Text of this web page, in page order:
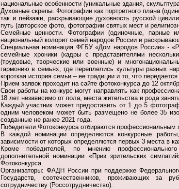
национальные особенности (уникальные здания,
Духовные скрепы. Фотографии как портретного плана
так и пейзажи, раскрывающие духовность русской
путь (авторское фото, фотографии святых мест и
Семейные ценности. Фотографии (одиночные, парные
национальный колорит семей народов России и
Специальная номинация ФГБУ «Дом народов России» -
семейные хроники(кадры с представителями
(трудовые, творческие или военные) и
гармонию в семьях, где переплелись культуры разных
короткая история семьи – ее традиции и то, что
Прием заявок проходит на сайте фотоконкурса до 12
Свои работы на конкурс могут направлять как
18 лет независимо от пола, места жительства и рода
Каждый участник может предоставить от 1 до 5
одним человеком может быть размещено не более 35
созданные не ранее 2021 года.
Победители Фотоконкурса отбираются профессиональным
В каждой номинации определяются конкурсные
зависимости от которых определяются первых 3 места в
Кроме победителей, по мнению
дополнительной номинации «Приз зрительских
Фотоконкурса.
Организаторы: ФАДН России при поддержке
Государств, соотечественников, проживающих за
сотрудничеству (Россотрудничество).